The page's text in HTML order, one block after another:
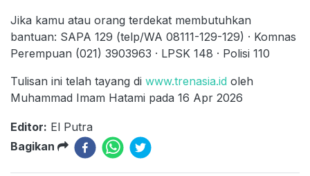
Jika kamu atau orang terdekat membutuhkan
bantuan: SAPA 129 (telp/WA 08111-129-129) · Komnas
Perempuan (021) 3903963 · LPSK 148 · Polisi 110
Tulisan ini telah tayang di www.trenasia.id oleh
Muhammad Imam Hatami pada 16 Apr 2026
Editor: El Putra
Bagikan